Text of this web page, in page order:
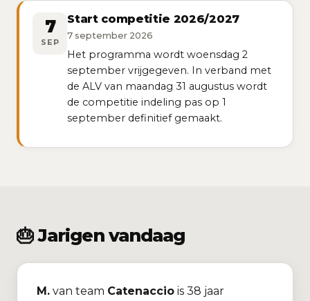
7
SEP
Start competitie 2026/2027
7 september 2026
Het programma wordt woensdag 2
september vrijgegeven. In verband met
de ALV van maandag 31 augustus wordt
de competitie indeling pas op 1
september definitief gemaakt.
🎂 Jarigen vandaag
M. van team Catenaccio is 38 jaar